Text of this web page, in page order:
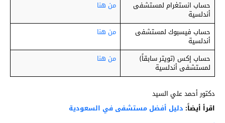
حساب انستغرام لمستشفى
أندلسية
من هنا
حساب فيسبوك لمستشفى
أندلسية
من هنا
حساب إكس (تويتر سابقاً)
لمستشفى أندلسية
من هنا
دكتور أحمد علي السيد
اقرأ أيضاً: دليل أفضل مستشفى في السعودية